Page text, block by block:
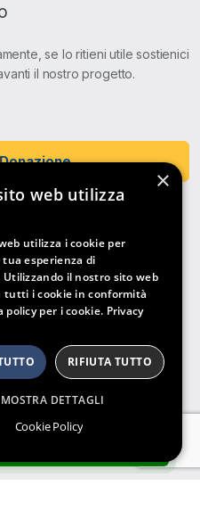
se lo ritieni utile sostienici
il nostro progetto.
×
web utilizza
utilizza i cookie per
esperienza di
Utilizzando il nostro sito web
tutti i cookie in conformità
policy per i cookie. Privacy
RIFIUTA TUTTO
MOSTRA DETTAGLI
Cookie Policy